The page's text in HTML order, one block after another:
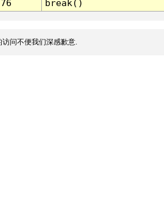
76 break()
问不便我们深感歉意.